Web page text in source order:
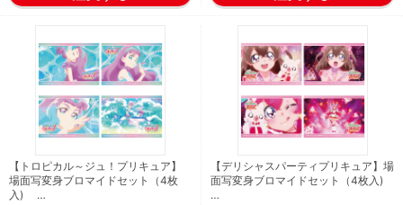
【トロピカル～ジュ！プリキュア】
場面写変身ブロマイドセット（4枚
入) …
【デリシャスパーティプリキュア】場
面写変身ブロマイドセット（4枚入)
…